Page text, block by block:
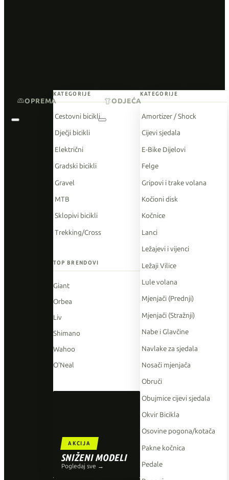
KATEGORIJE
Cestovni bicikli
Dječji bicikli
Električni
Gradski bicikli
Gravel
MTB
Sklopivi bicikli
Trekking/Cross
TOP BRENDOVI
Giant
Orbea
Liv
Shimano
Wahoo
O'Neal
AKCIJA
SNIŽENI MODELI
Pogledaj sve →
KATEGORIJE
Amortizer / Shock
Cijevi sjedala
E-Bike Dijelovi
Felge
Gripovi i trake volana
Kočioni disk
Kočnice
Lanci
Ležajevi i vijenci
Ležaji Vilice
Lule volana
Mjenjači (Prednji)
Mjenjači (Stražnji)
Nabe i Glavčine
Navlake za sjedala
Nosači mjenjača
Obruči
Obujmice cijevi sjedala
Okvir Bicikla
Osovine pogona/kotača
Pakne kočnica
Pedale
OPREMA ODJEĆA